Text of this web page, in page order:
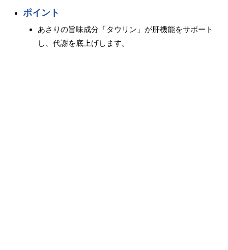
ポイント
あさりの旨味成分「タウリン」が肝機能をサポート
し、代謝を底上げします。